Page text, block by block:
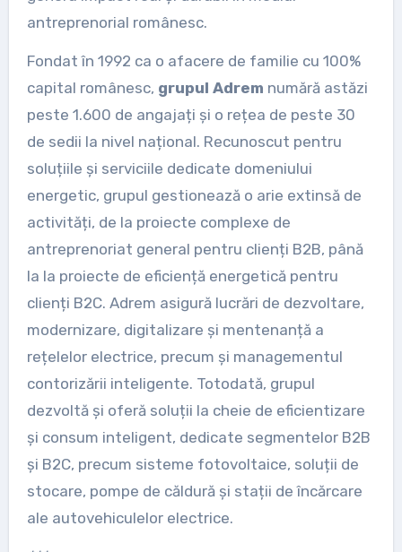
antreprenorial românesc.
Fondat în 1992 ca o afacere de familie cu 100%
capital românesc, grupul Adrem numără astăzi
peste 1.600 de angajați și o rețea de peste 30
de sedii la nivel național. Recunoscut pentru
soluțiile și serviciile dedicate domeniului
energetic, grupul gestionează o arie extinsă de
activități, de la proiecte complexe de
antreprenoriat general pentru clienți B2B, până
la la proiecte de eficiență energetică pentru
clienți B2C. Adrem asigură lucrări de dezvoltare,
modernizare, digitalizare și mentenanță a
rețelelor electrice, precum și managementul
contorizării inteligente. Totodată, grupul
dezvoltă și oferă soluții la cheie de eficientizare
și consum inteligent, dedicate segmentelor B2B
și B2C, precum sisteme fotovoltaice, soluții de
stocare, pompe de căldură și stații de încărcare
ale autovehiculelor electrice.